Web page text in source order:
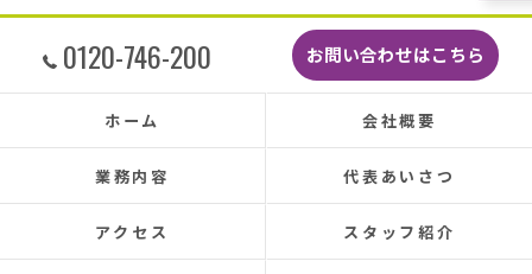
最後に散水調査できっちり点検して終了でし
た。
こんなに丁寧に作業してもらえたのに修繕費も
どこよりも安くて感謝の気持ちでいっぱいで
もちろんなく、先日はかなりのドシャ降りでし
本当に井澤さんにお願いしてよかったです、ま
0120-746-200 お問い合わせはこちら
ホーム 会社概要
業務内容 代表あいさつ
アクセス スタッフ紹介